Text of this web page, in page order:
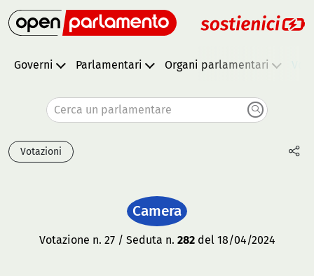
Governi Parlamentari Organi parlamentari
Cerca un parlamentare
Votazioni
Camera
Votazione n. 27 / Seduta n. 282del 18/04/2024